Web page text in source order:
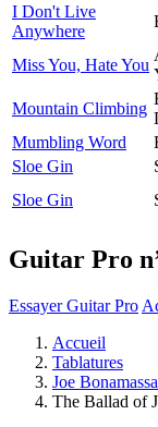
I Don't Live
Anywhere
Miss You, Hate You
Mountain Climbing
Mumbling Word
Sloe Gin
Sloe Gin
Guitar Pro
Essayer Guitar Pro
Accueil
Tablatures
Joe Bonamassa
The Ballad of